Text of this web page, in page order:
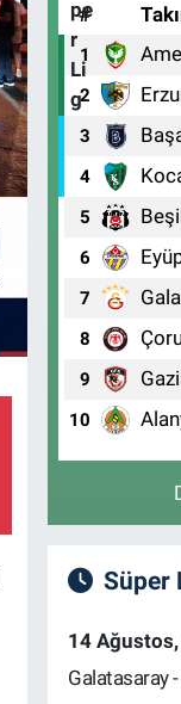
#
1
2
3
4
5
6
7
8
9
10
Süper
14
Galatasaray